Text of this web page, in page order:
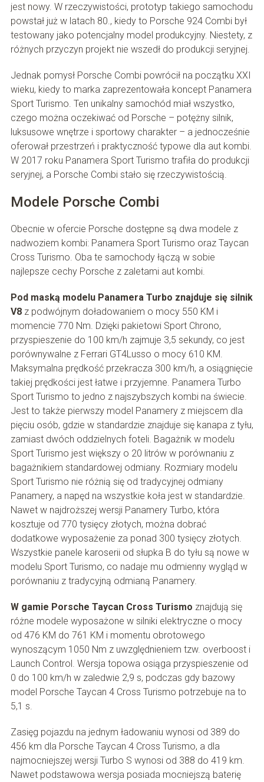
jest nowy. W rzeczywistości, prototyp takiego samochodu
powstał już w latach 80., kiedy to Porsche 924 Combi był
testowany jako potencjalny model produkcyjny. Niestety, z
różnych przyczyn projekt nie wszedł do produkcji seryjnej.
Jednak pomysł Porsche Combi powrócił na początku XXI
wieku, kiedy to marka zaprezentowała koncept Panamera
Sport Turismo. Ten unikalny samochód miał wszystko,
czego można oczekiwać od Porsche – potężny silnik,
luksusowe wnętrze i sportowy charakter – a jednocześnie
oferował przestrzeń i praktyczność typowe dla aut kombi.
W 2017 roku Panamera Sport Turismo trafiła do produkcji
seryjnej, a Porsche Combi stało się rzeczywistością.
Modele Porsche Combi
Obecnie w ofercie Porsche dostępne są dwa modele z
nadwoziem kombi: Panamera Sport Turismo oraz Taycan
Cross Turismo. Oba te samochody łączą w sobie
najlepsze cechy Porsche z zaletami aut kombi.
Pod maską modelu Panamera Turbo znajduje się silnik
V8z podwójnym doładowaniem o mocy 550 KM i
momencie 770 Nm. Dzięki pakietowi Sport Chrono,
przyspieszenie do 100 km/h zajmuje 3,5 sekundy, co jest
porównywalne z Ferrari GT4Lusso o mocy 610 KM.
Maksymalna prędkość przekracza 300 km/h, a osiągnięcie
takiej prędkości jest łatwe i przyjemne. Panamera Turbo
Sport Turismo to jedno z najszybszych kombi na świecie.
Jest to także pierwszy model Panamery z miejscem dla
pięciu osób, gdzie w standardzie znajduje się kanapa z tyłu,
zamiast dwóch oddzielnych foteli. Bagażnik w modelu
Sport Turismo jest większy o 20 litrów w porównaniu z
bagażnikiem standardowej odmiany. Rozmiary modelu
Sport Turismo nie różnią się od tradycyjnej odmiany
Panamery, a napęd na wszystkie koła jest w standardzie.
Nawet w najdroższej wersji Panamery Turbo, która
kosztuje od 770 tysięcy złotych, można dobrać
dodatkowe wyposażenie za ponad 300 tysięcy złotych.
Wszystkie panele karoserii od słupka B do tyłu są nowe w
modelu Sport Turismo, co nadaje mu odmienny wygląd w
porównaniu z tradycyjną odmianą Panamery.
W gamie Porsche Taycan Cross Turismo znajdują się
różne modele wyposażone w silniki elektryczne o mocy
od 476 KM do 761 KM i momentu obrotowego
wynoszącym 1050 Nm z uwzględnieniem tzw. overboost i
Launch Control. Wersja topowa osiąga przyspieszenie od
0 do 100 km/h w zaledwie 2,9 s, podczas gdy bazowy
model Porsche Taycan 4 Cross Turismo potrzebuje na to
5,1 s.
Zasięg pojazdu na jednym ładowaniu wynosi od 389 do
456 km dla Porsche Taycan 4 Cross Turismo, a dla
najmocniejszej wersji Turbo S wynosi od 388 do 419 km.
Nawet podstawowa wersja posiada mocniejszą baterię